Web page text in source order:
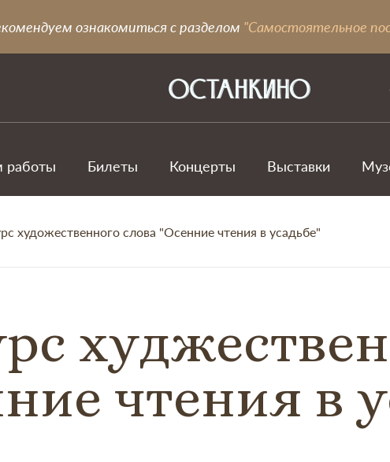
ознакомиться с разделом "Самостоятельное
работы Билеты Концерты Выставки
художественного слова "Осенние чтения в усадьбе"
чтения в